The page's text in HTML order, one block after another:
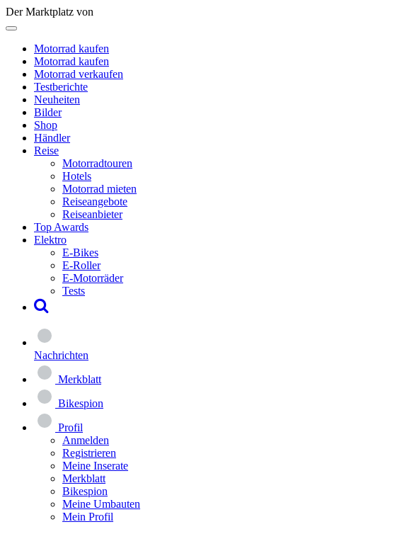
Der Marktplatz von
Motorrad kaufen
Motorrad kaufen
Motorrad verkaufen
Testberichte
Neuheiten
Bilder
Shop
Händler
Reise
Motorradtouren
Hotels
Motorrad mieten
Reiseangebote
Reiseanbieter
Top Awards
Elektro
E-Bikes
E-Roller
E-Motorräder
Tests
Nachrichten
Merkblatt
Bikespion
Profil
Anmelden
Registrieren
Meine Inserate
Merkblatt
Bikespion
Meine Umbauten
Mein Profil